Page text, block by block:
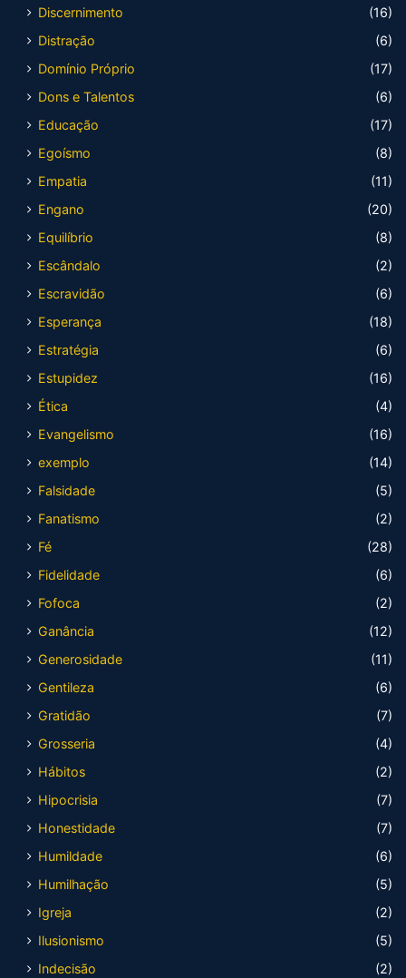
Discernimento
(16)
Distração
(6)
Domínio Próprio
(17)
Dons e Talentos
(6)
Educação
(17)
Egoísmo
(8)
Empatia
(11)
Engano
(20)
Equilíbrio
(8)
Escândalo
(2)
Escravidão
(6)
Esperança
(18)
Estratégia
(6)
Estupidez
(16)
Ética
(4)
Evangelismo
(16)
exemplo
(14)
Falsidade
(5)
Fanatismo
(2)
Fé
(28)
Fidelidade
(6)
Fofoca
(2)
Ganância
(12)
Generosidade
(11)
Gentileza
(6)
Gratidão
(7)
Grosseria
(4)
Hábitos
(2)
Hipocrisia
(7)
Honestidade
(7)
Humildade
(6)
Humilhação
(5)
Igreja
(2)
Ilusionismo
(5)
Indecisão
(2)